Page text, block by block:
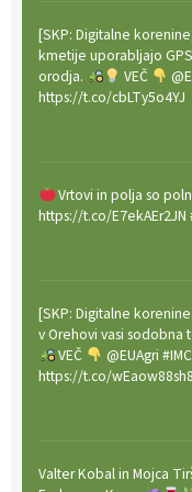
[SKP: Digitalne
kmetije uporabljajo
orodja.
VEČ
https://t.co/cbLTy5o4YJ
Vrtovi in polja so
https://t.co/
[SKP: Digitalne
v Orehovi vasi
VEČ
@EUAgri
https://t.co/wEaow88sh8
Valter Kobal in Mojca